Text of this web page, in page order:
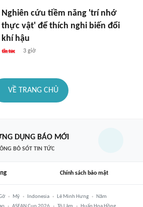
Nghiên cứu tiềm năng 'trí nhớ
thực vật' để thích nghi biến đổi
khí hậu
3 giờ
VỀ TRANG CHỦ
DỤNG BÁO MỚI
BỎ SÓT TIN TỨC
Chính sách bảo mật
Mỹ Indonesia Lê Minh Hưng
Năm